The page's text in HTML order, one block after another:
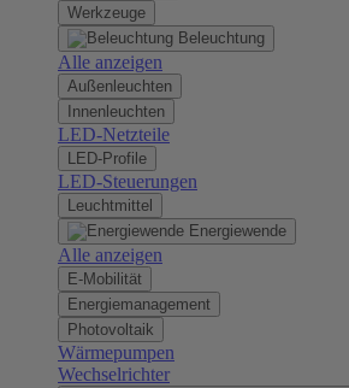
Werkzeuge
Beleuchtung
Alle anzeigen
Außenleuchten
Innenleuchten
LED-Netzteile
LED-Profile
LED-Steuerungen
Leuchtmittel
Energiewende
Alle anzeigen
E-Mobilität
Energiemanagement
Photovoltaik
Wärmepumpen
Wechselrichter